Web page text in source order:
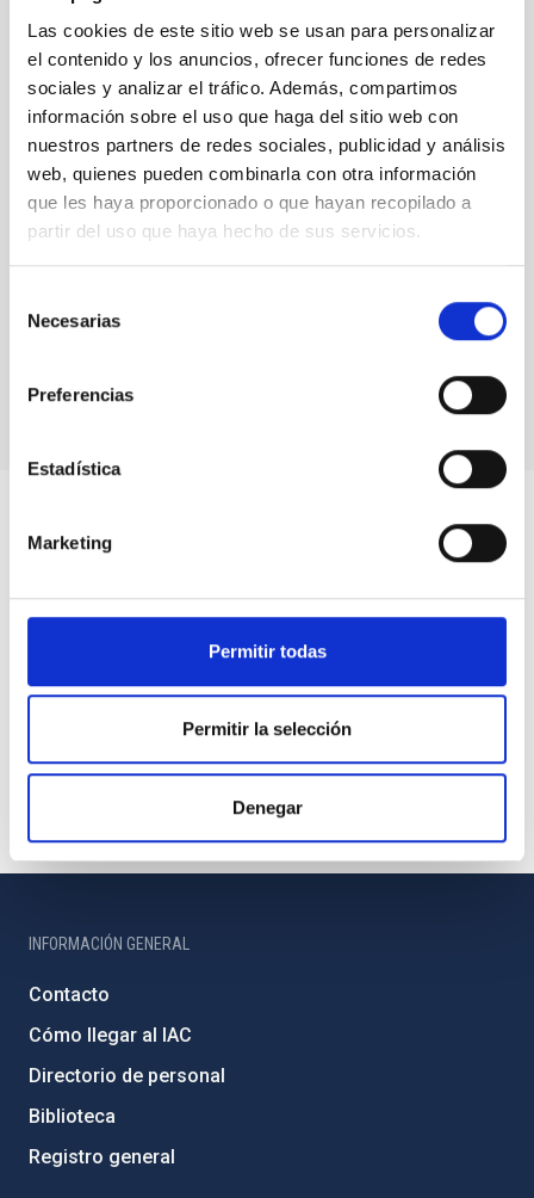
Las cookies de este sitio web se usan para personalizar
el contenido y los anuncios, ofrecer funciones de redes
sociales y analizar el tráfico. Además, compartimos
información sobre el uso que haga del sitio web con
nuestros partners de redes sociales, publicidad y análisis
web, quienes pueden combinarla con otra información
que les haya proporcionado o que hayan recopilado a
partir del uso que haya hecho de sus servicios.
Necesarias
Preferencias
Estadística
Marketing
Permitir todas
Permitir la selección
Denegar
MOSaic CAmera
INFORMACIÓN GENERAL
Contacto
Cómo llegar al IAC
Directorio de personal
Biblioteca
Registro general